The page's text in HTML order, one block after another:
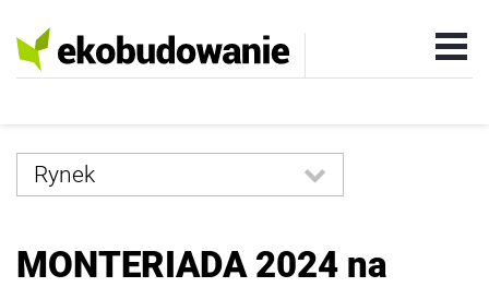
Rynek
Technologia
MONTERIADA 2024 na